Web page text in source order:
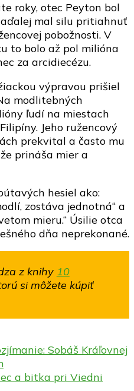
roky, otec Peyton bol
mal silu pritiahnuť
pobožnosti. V
to bolo až pol milióna
za arcidiecézu.
výpravou prišiel
modlitebných
ľudí na miestach
Jeho ružencový
prekvital a často mu
prináša mier a
hesiel ako:
zostáva jednotná“ a
mieru.“ Úsilie otca
dňa neprekonané.
z knihy 10
si môžete kúpiť
Sobáš Kráľovnej
a bitka pri Viedni